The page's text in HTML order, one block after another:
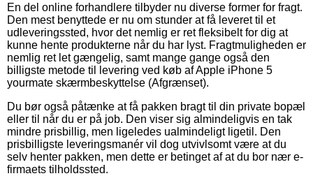
En del online forhandlere tilbyder nu diverse former for fragt.
Den mest benyttede er nu om stunder at få leveret til et
udleveringssted, hvor det nemlig er ret fleksibelt for dig at
kunne hente produkterne når du har lyst. Fragtmuligheden er
nemlig ret let gængelig, samt mange gange også den
billigste metode til levering ved køb af Apple iPhone 5
yourmate skærmbeskyttelse (Afgrænset).
Du bør også påtænke at få pakken bragt til din private bopæl
eller til når du er på job. Den viser sig almindeligvis en tak
mindre prisbillig, men ligeledes ualmindeligt ligetil. Den
prisbilligste leveringsmanér vil dog utvivlsomt være at du
selv henter pakken, men dette er betinget af at du bor nær e-
firmaets tilholdssted.